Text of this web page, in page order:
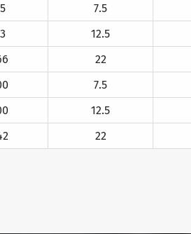
7.5
12.5
22
7.5
12.5
22